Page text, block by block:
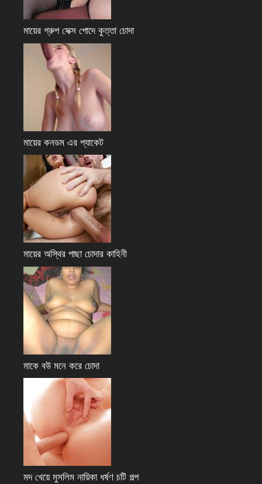
মায়ের গ্রুপ সেক্স পোদে কুত্তা চোদা
মায়ের কনডম এর প্যাকেট
মায়ের অস্থির পাছা চোদার কাহিনী
মাকে বউ মনে করে চোদা
মদ খেয়ে মুসলিম নায়িকা ধর্ষণ চটি গল্প